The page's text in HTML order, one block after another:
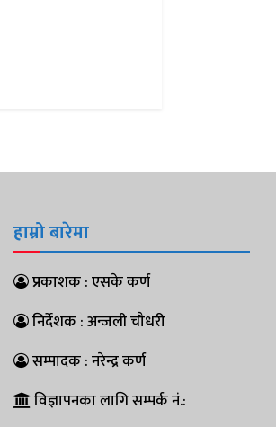
हाम्रो बारेमा
प्रकाशक : एसके कर्ण
निर्देशक : अन्जली चौधरी
सम्पादक : नरेन्द्र कर्ण
विज्ञापनका लागि सम्पर्क नं.: